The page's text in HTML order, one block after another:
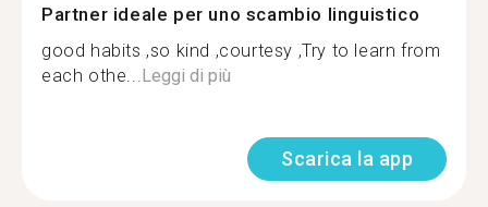
Partner ideale per uno scambio linguistico
good habits ,so kind ,courtesy ,Try to learn from
each othe...Leggi di più
Scarica la app